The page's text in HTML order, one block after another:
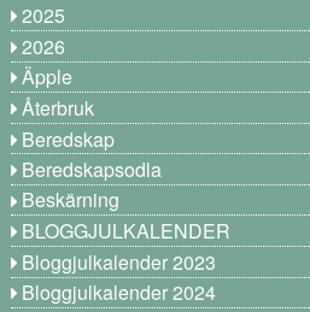
2025
2026
Äpple
Återbruk
Beredskap
Beredskapsodla
Beskärning
BLOGGJULKALENDER
Bloggjulkalender 2023
Bloggjulkalender 2024